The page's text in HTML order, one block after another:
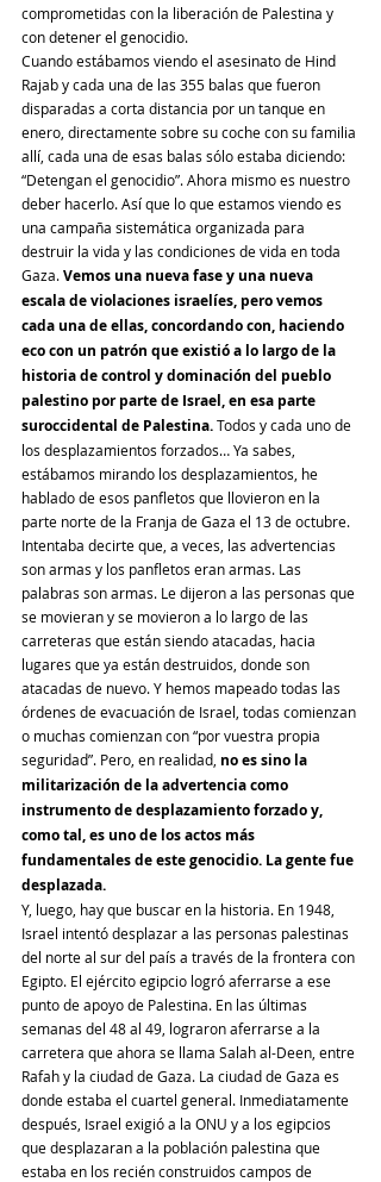
comprometidas con la liberación de Palestina y
con detener el genocidio.
Cuando estábamos viendo el asesinato de Hind
Rajab y cada una de las 355 balas que fueron
disparadas a corta distancia por un tanque en
enero, directamente sobre su coche con su familia
allí, cada una de esas balas sólo estaba diciendo:
“Detengan el genocidio”. Ahora mismo es nuestro
deber hacerlo. Así que lo que estamos viendo es
una campaña sistemática organizada para
destruir la vida y las condiciones de vida en toda
Gaza. Vemos una nueva fase y una nueva
escala de violaciones israelíes, pero vemos
cada una de ellas, concordando con, haciendo
eco con un patrón que existió a lo largo de la
historia de control y dominación del pueblo
palestino por parte de Israel, en esa parte
suroccidental de Palestina. Todos y cada uno de
los desplazamientos forzados… Ya sabes,
estábamos mirando los desplazamientos, he
hablado de esos panfletos que llovieron en la
parte norte de la Franja de Gaza el 13 de octubre.
Intentaba decirte que, a veces, las advertencias
son armas y los panfletos eran armas. Las
palabras son armas. Le dijeron a las personas que
se movieran y se movieron a lo largo de las
carreteras que están siendo atacadas, hacia
lugares que ya están destruidos, donde son
atacadas de nuevo. Y hemos mapeado todas las
órdenes de evacuación de Israel, todas comienzan
o muchas comienzan con “por vuestra propia
seguridad”. Pero, en realidad, no es sino la
militarización de la advertencia como
instrumento de desplazamiento forzado y,
como tal, es uno de los actos más
fundamentales de este genocidio. La gente fue
desplazada.
Y, luego, hay que buscar en la historia. En 1948,
Israel intentó desplazar a las personas palestinas
del norte al sur del país a través de la frontera con
Egipto. El ejército egipcio logró aferrarse a ese
punto de apoyo de Palestina. En las últimas
semanas del 48 al 49, lograron aferrarse a la
carretera que ahora se llama Salah al-Deen, entre
Rafah y la ciudad de Gaza. La ciudad de Gaza es
donde estaba el cuartel general. Inmediatamente
después, Israel exigió a la ONU y a los egipcios
que desplazaran a la población palestina que
estaba en los recién construidos campos de